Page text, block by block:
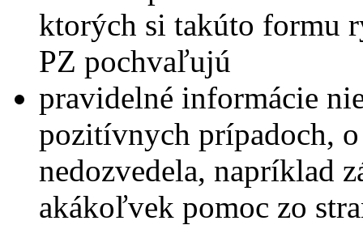
ktorých si takúto formu
PZ pochvaľujú
pravidelné informácie
pozitívnych prípadoch,
nedozvedela, napríklad
akákoľvek pomoc zo